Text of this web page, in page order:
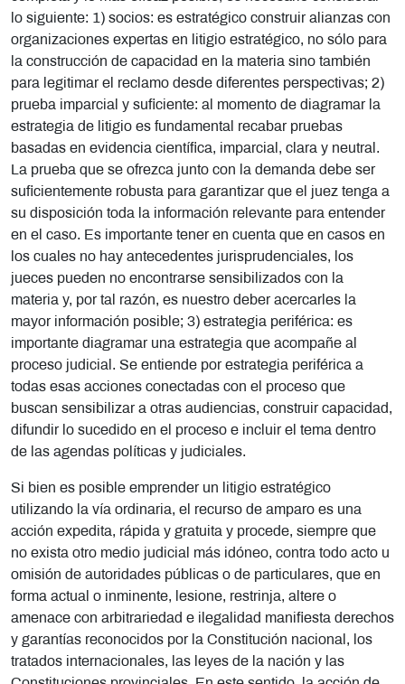
lo siguiente: 1) socios: es estratégico construir alianzas con
organizaciones expertas en litigio estratégico, no sólo para
la construcción de capacidad en la materia sino también
para legitimar el reclamo desde diferentes perspectivas; 2)
prueba imparcial y suficiente: al momento de diagramar la
estrategia de litigio es fundamental recabar pruebas
basadas en evidencia científica, imparcial, clara y neutral.
La prueba que se ofrezca junto con la demanda debe ser
suficientemente robusta para garantizar que el juez tenga a
su disposición toda la información relevante para entender
en el caso. Es importante tener en cuenta que en casos en
los cuales no hay antecedentes jurisprudenciales, los
jueces pueden no encontrarse sensibilizados con la
materia y, por tal razón, es nuestro deber acercarles la
mayor información posible; 3) estrategia periférica: es
importante diagramar una estrategia que acompañe al
proceso judicial. Se entiende por estrategia periférica a
todas esas acciones conectadas con el proceso que
buscan sensibilizar a otras audiencias, construir capacidad,
difundir lo sucedido en el proceso e incluir el tema dentro
de las agendas políticas y judiciales.
Si bien es posible emprender un litigio estratégico
utilizando la vía ordinaria, el recurso de amparo es una
acción expedita, rápida y gratuita y procede, siempre que
no exista otro medio judicial más idóneo, contra todo acto u
omisión de autoridades públicas o de particulares, que en
forma actual o inminente, lesione, restrinja, altere o
amenace con arbitrariedad e ilegalidad manifiesta derechos
y garantías reconocidos por la Constitución nacional, los
tratados internacionales, las leyes de la nación y las